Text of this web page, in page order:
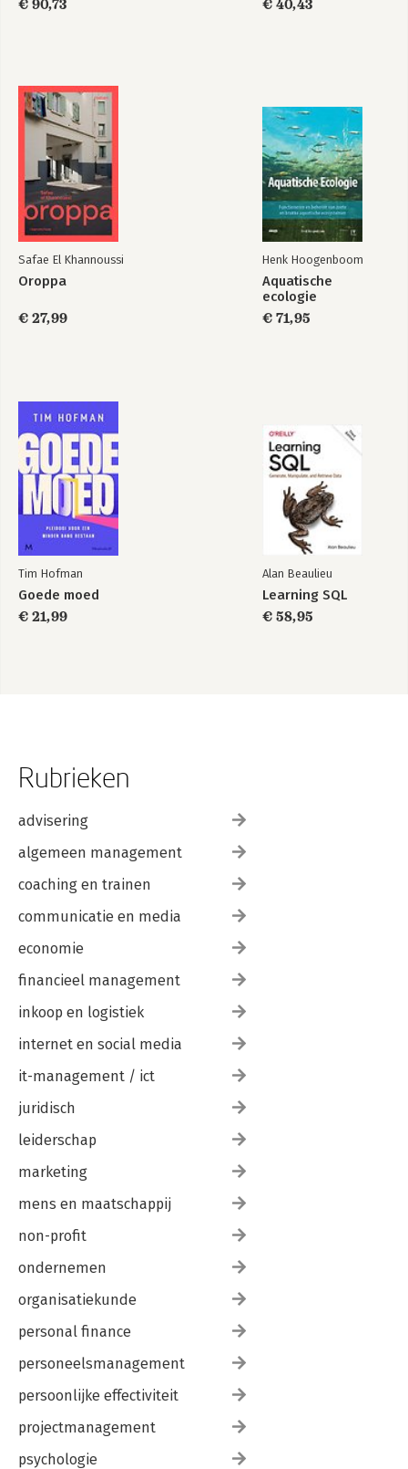
€ 90,73 € 40,43
Safae El Khannoussi
Oroppa
€ 27,99
Henk Hoogenboom
Aquatische
ecologie
€ 71,95
Tim Hofman
Goede moed
€ 21,99
Alan Beaulieu
Learning SQL
€ 58,95
Rubrieken
advisering
algemeen management
coaching en trainen
communicatie en media
economie
financieel management
inkoop en logistiek
internet en social media
it-management / ict
juridisch
leiderschap
marketing
mens en maatschappij
non-profit
ondernemen
organisatiekunde
personal finance
personeelsmanagement
persoonlijke effectiviteit
projectmanagement
psychologie